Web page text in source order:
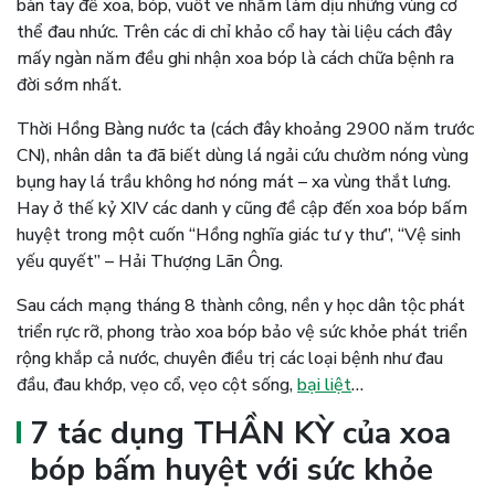
bàn tay để xoa, bóp, vuốt ve nhằm làm dịu những vùng cơ
thể đau nhức. Trên các di chỉ khảo cổ hay tài liệu cách đây
mấy ngàn năm đều ghi nhận xoa bóp là cách chữa bệnh ra
đời sớm nhất.
Thời Hồng Bàng nước ta (cách đây khoảng 2900 năm trước
CN), nhân dân ta đã biết dùng lá ngải cứu chườm nóng vùng
bụng hay lá trầu không hơ nóng mát – xa vùng thắt lưng.
Hay ở thế kỷ XIV các danh y cũng đề cập đến xoa bóp bấm
huyệt trong một cuốn “Hồng nghĩa giác tư y thư”, “Vệ sinh
yếu quyết” – Hải Thượng Lãn Ông.
Sau cách mạng tháng 8 thành công, nền y học dân tộc phát
triển rực rỡ, phong trào xoa bóp bảo vệ sức khỏe phát triển
rộng khắp cả nước, chuyên điều trị các loại bệnh như đau
đầu, đau khớp, vẹo cổ, vẹo cột sống,bại liệt…
7 tác dụng THẦN KỲ của xoa
bóp bấm huyệt với sức khỏe